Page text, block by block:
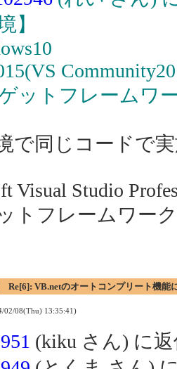
】
ットフレームワ
で同じコードで
Visual Studio
トフレームワーク
Re[6]: VB.netのオートコンプリート機能
02/08(Thu) 13:35:41)
(kiku さん) に